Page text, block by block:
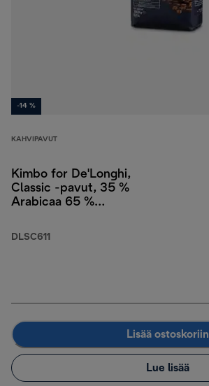
-14 %
KAHVIPAVUT
Kimbo for De'Longhi,
Classic -pavut, 35 %
Arabicaa 65 %
DLSC611
Lisää ostoskoriin
Lue lisää